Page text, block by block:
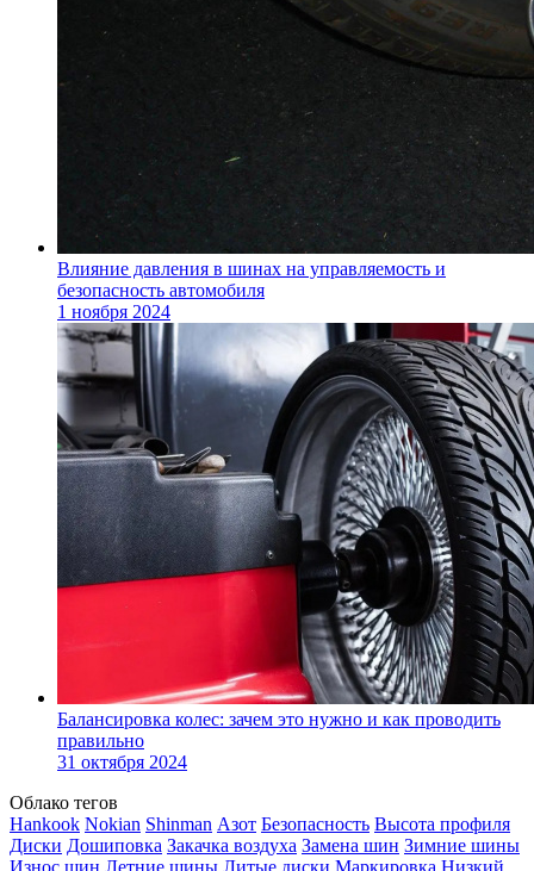
Влияние давления в шинах на управляемость и
безопасность автомобиля
1 ноября 2024
Балансировка колес: зачем это нужно и как проводить
правильно
31 октября 2024
Облако тегов
Hankook Nokian Shinman Азот Безопасность Высота профиля
Диски Дошиповка Закачка воздуха Замена шин Зимние шины
Износ шин Летние шины Литые диски Маркировка Низкий